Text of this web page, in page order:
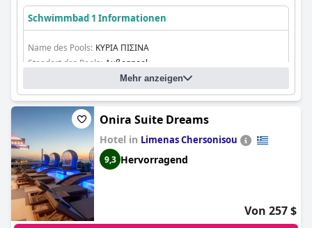
Schwimmbad 1 Informationen
Name des Pools: ΚΥΡΙΑ ΠΙΣΙΝΑ
Standort des Pools: Außenpool
Mehr anzeigen
Onira Suite Dreams
Hotel in Limenas Chersonisou
9,3 Hervorragend
Von 257 $